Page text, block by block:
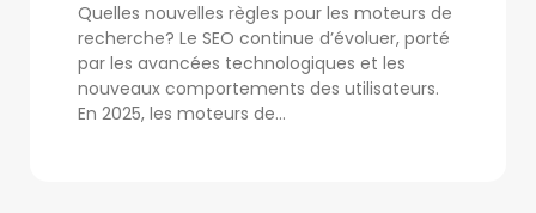
Quelles nouvelles règles pour les moteurs de
recherche? Le SEO continue d’évoluer, porté
par les avancées technologiques et les
nouveaux comportements des utilisateurs.
En 2025, les moteurs de...